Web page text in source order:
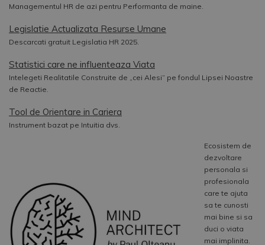
Managementul HR de azi pentru Performanta de maine.
Legislatie Actualizata Resurse Umane
Descarcati gratuit Legislatia HR 2025.
Statistici care ne influenteaza Viata
Intelegeti Realitatile Construite de „cei Alesi” pe fondul Lipsei Noastre
de Reactie.
Tool de Orientare in Cariera
Instrument bazat pe Intuitia dvs.
Ecosistem de
dezvoltare
personala si
profesionala
care te ajuta
sa te cunosti
mai bine si sa
duci o viata
mai implinita.